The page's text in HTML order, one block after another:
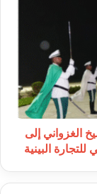
الغزواني إلى
البينية